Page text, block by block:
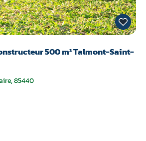
500 m² Talmont-Saint-
85440